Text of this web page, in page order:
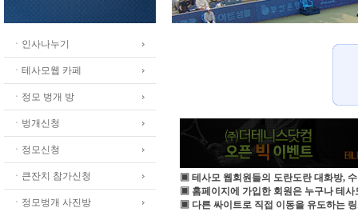
ㆍ인사나누기
ㆍ테사모웹 카페
ㆍ정모 벙개 방
ㆍ벙개신청
ㆍ정모신청
ㆍ큰잔치 참가신청
ㆍ정모벙개 사진방
▣ 테사모 웹회원들의 도란도란 대화방,
▣ 홈페이지에 가입한 회원은 누구나 테사
▣ 다른 싸이트로 직접 이동을 유도하는